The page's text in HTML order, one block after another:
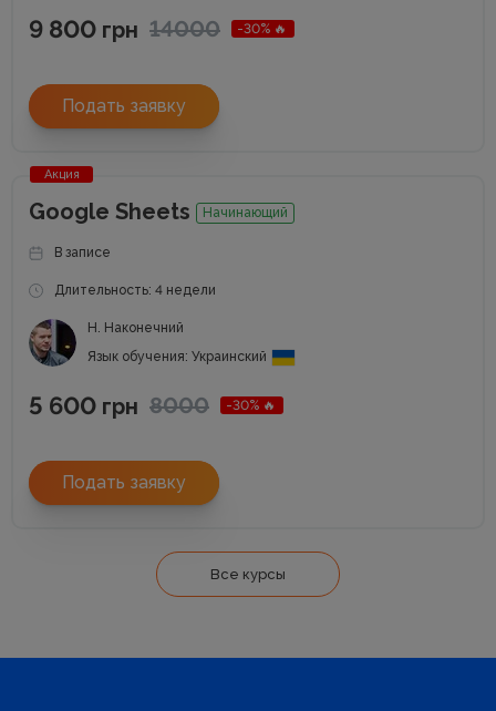
9 800 грн 14000 -30% 🔥
Подать заявку
Акция
Google Sheets Начинающий
В записе
Длительность: 4 недели
Н. Наконечний
Язык обучения: Украинский
5 600 грн 8000 -30% 🔥
Подать заявку
Все курсы